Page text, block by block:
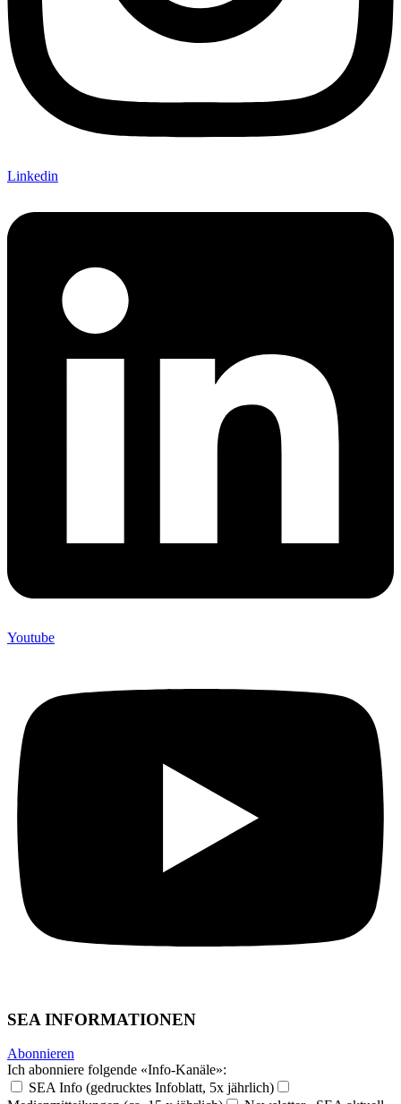
Linkedin
Youtube
SEA INFORMATIONEN
Abonnieren
Ich abonniere folgende «Info-Kanäle»:
SEA Info (gedrucktes Infoblatt, 5x jährlich)